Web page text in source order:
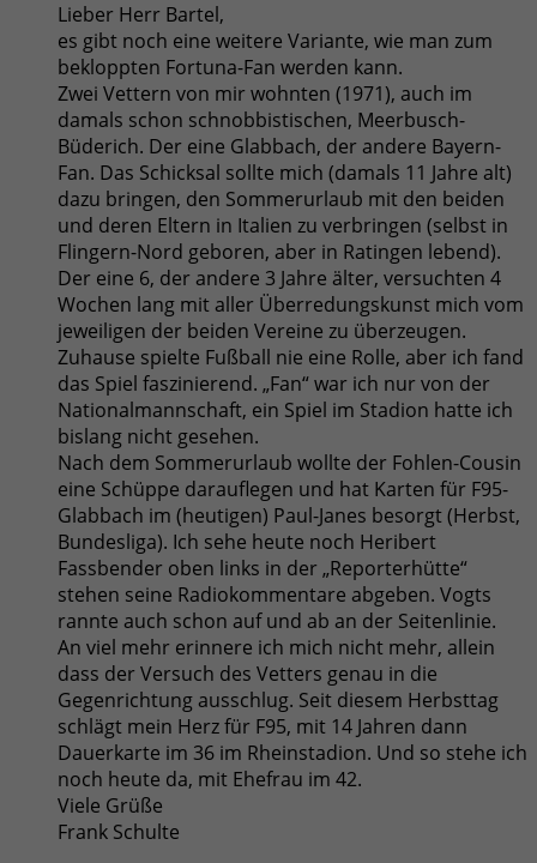
Lieber Herr Bartel,
es gibt noch eine weitere Variante, wie man zum
bekloppten Fortuna-Fan werden kann.
Zwei Vettern von mir wohnten (1971), auch im
damals schon schnobbistischen, Meerbusch-
Büderich. Der eine Glabbach, der andere Bayern-
Fan. Das Schicksal sollte mich (damals 11 Jahre alt)
dazu bringen, den Sommerurlaub mit den beiden
und deren Eltern in Italien zu verbringen (selbst in
Flingern-Nord geboren, aber in Ratingen lebend).
Der eine 6, der andere 3 Jahre älter, versuchten 4
Wochen lang mit aller Überredungskunst mich vom
jeweiligen der beiden Vereine zu überzeugen.
Zuhause spielte Fußball nie eine Rolle, aber ich fand
das Spiel faszinierend. „Fan“ war ich nur von der
Nationalmannschaft, ein Spiel im Stadion hatte ich
bislang nicht gesehen.
Nach dem Sommerurlaub wollte der Fohlen-Cousin
eine Schüppe darauflegen und hat Karten für F95-
Glabbach im (heutigen) Paul-Janes besorgt (Herbst,
Bundesliga). Ich sehe heute noch Heribert
Fassbender oben links in der „Reporterhütte“
stehen seine Radiokommentare abgeben. Vogts
rannte auch schon auf und ab an der Seitenlinie.
An viel mehr erinnere ich mich nicht mehr, allein
dass der Versuch des Vetters genau in die
Gegenrichtung ausschlug. Seit diesem Herbsttag
schlägt mein Herz für F95, mit 14 Jahren dann
Dauerkarte im 36 im Rheinstadion. Und so stehe ich
noch heute da, mit Ehefrau im 42.
Viele Grüße
Frank Schulte